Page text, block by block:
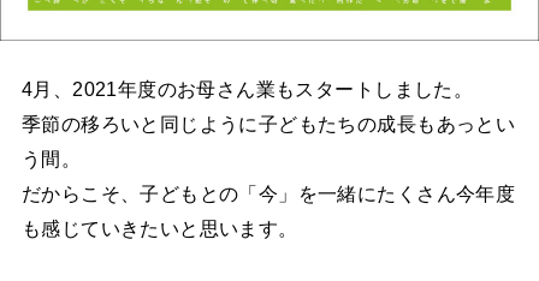
4月、2021年度のお母さん業もスタートしました。
季節の移ろいと同じように子どもたちの成長もあっとい
う間。
だからこそ、子どもとの「今」を一緒にたくさん今年度
も感じていきたいと思います。